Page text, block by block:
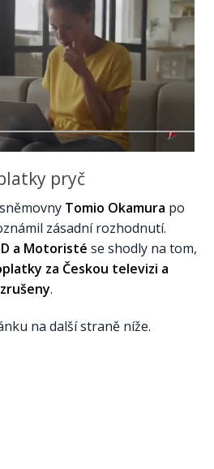
pryč
Tomio Okamura po
zásadní rozhodnutí.
a Motoristé se shodly na tom,
za Českou televizi a
.
na další straně níže.